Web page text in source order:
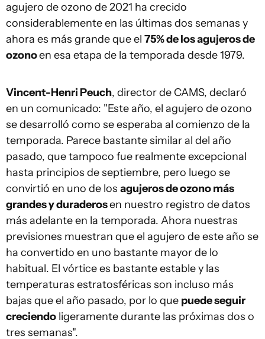
agujero de ozono de 2021 ha crecido
considerablemente en las últimas dos semanas y
ahora es más grande que el 75% de los agujeros de
ozonoen esa etapa de la temporada desde 1979.
Vincent-Henri Peuch, director de CAMS, declaró
en un comunicado: "Este año, el agujero de ozono
se desarrolló como se esperaba al comienzo de la
temporada. Parece bastante similar al del año
pasado, que tampoco fue realmente excepcional
hasta principios de septiembre, pero luego se
convirtió en uno de los agujeros de ozono más
grandes y duraderosen nuestro registro de datos
más adelante en la temporada. Ahora nuestras
previsiones muestran que el agujero de este año se
ha convertido en uno bastante mayor de lo
habitual. El vórtice es bastante estable y las
temperaturas estratosféricas son incluso más
bajas que el año pasado, por lo que puede seguir
creciendo ligeramente durante las próximas dos o
tres semanas".